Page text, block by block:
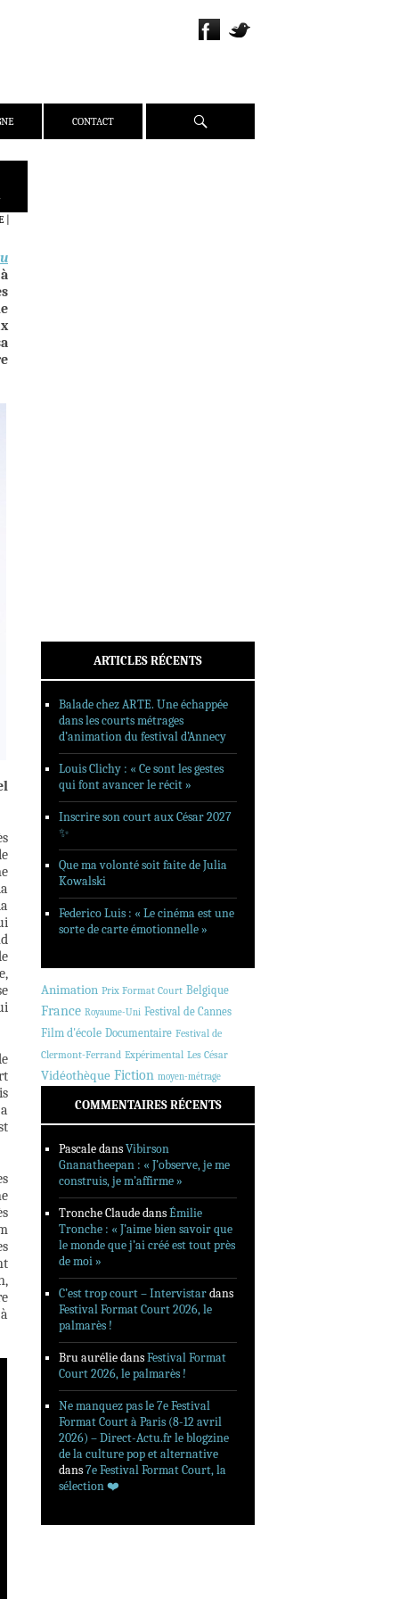
CONTACT Recherche
|
ARTICLES RÉCENTS
Balade chez ARTE. Une échappée
dans les courts métrages
d’animation du festival d’Annecy
Louis Clichy : « Ce sont les gestes
qui font avancer le récit »
Inscrire son court aux César 2027
✨
Que ma volonté soit faite de Julia
Kowalski
Federico Luis : « Le cinéma est une
sorte de carte émotionnelle »
Animation Prix Format Court Belgique
France Royaume-Uni Festival de Cannes
Film d'école Documentaire Festival de
Clermont-Ferrand Expérimental Les César
Vidéothèque Fiction moyen-métrage
COMMENTAIRES RÉCENTS
PascaledansVibirson
Gnanatheepan : « J’observe, je me
construis, je m’affirme »
Tronche ClaudedansÉmilie
Tronche : « J’aime bien savoir que
le monde que j’ai créé est tout près
de moi »
C’est trop court – Intervistardans
Festival Format Court 2026, le
palmarès !
Bru auréliedansFestival Format
Court 2026, le palmarès !
Ne manquez pas le 7e Festival
Format Court à Paris (8-12 avril
2026) – Direct-Actu.fr le blogzine
de la culture pop et alternative
dans7e Festival Format Court, la
sélection ❤️‍